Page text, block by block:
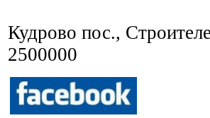
Кудрово пос.,
2500000